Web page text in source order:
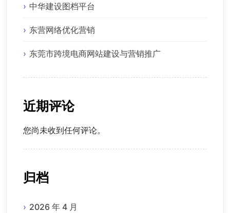
中华建设图档平台
东营网络优化营销
东莞市跨境电商网站建设与营销推广
近期评论
您尚未收到任何评论。
归档
2026 年 4 月